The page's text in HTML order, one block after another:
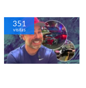
351
visitas